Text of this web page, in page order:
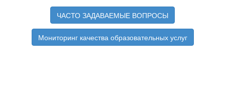
ЧАСТО ЗАДАВАЕМЫЕ ВОПРОСЫ
Мониторинг качества образовательных услуг